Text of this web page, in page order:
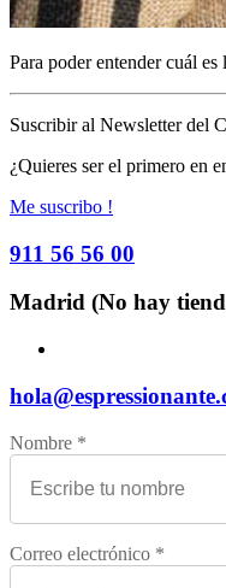
Para poder entender cuál
Suscribir al Newsletter del
¿Quieres ser el primero en
Me suscribo !
911 56 56 00
Madrid (No hay
Nombre *
Correo electrónico *